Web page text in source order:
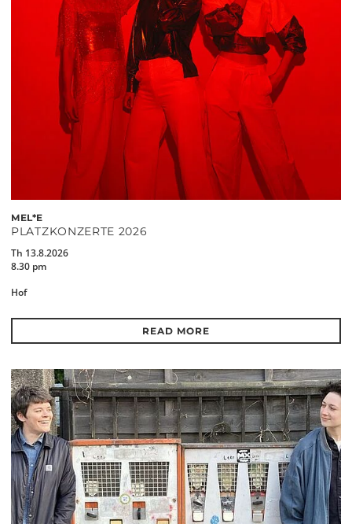
MEL*E
PLATZKONZERTE 2026
Th 13.8.2026
8.30 pm
Hof
READ MORE